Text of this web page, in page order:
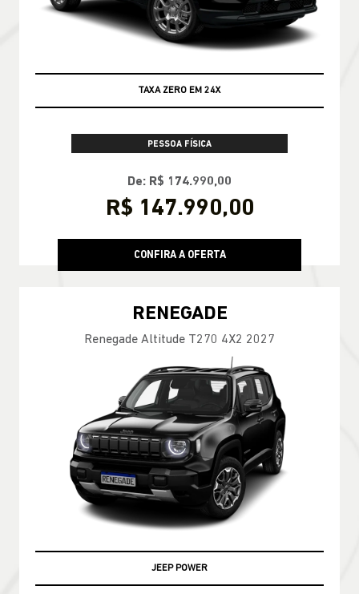
TAXA ZERO EM 24X
PESSOA FÍSICA
De: R$ 174.990,00
R$ 147.990,00
CONFIRA A OFERTA
RENEGADE
Renegade Altitude T270 4X2 2027
JEEP POWER